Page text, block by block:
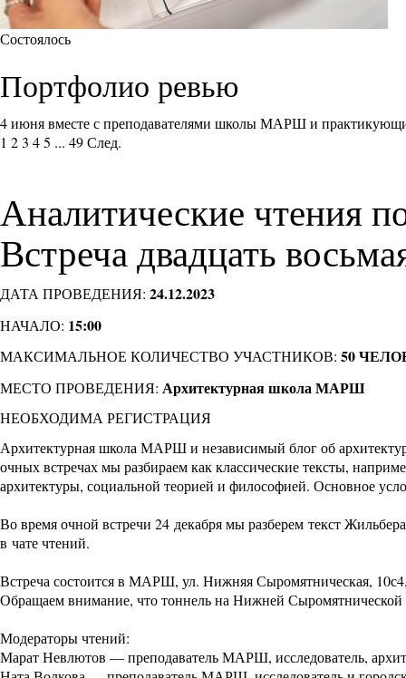
Состоялось
Портфолио ревью
4 июня вместе с преподавателями школы МАРШ и
1 23 45 ... 49След.
Аналитические чтения
Встреча двадцать
ДАТА ПРОВЕДЕНИЯ: 24.12.2023
НАЧАЛО: 15:00
МАКСИМАЛЬНОЕ КОЛИЧЕСТВО УЧАСТНИКОВ: 50
МЕСТО ПРОВЕДЕНИЯ: Архитектурная школа МАРШ
НЕОБХОДИМА РЕГИСТРАЦИЯ
Архитектурная школа МАРШ и независимый блог об
очных встречах мы разбираем как классические тексты,
архитектуры, социальной теорией и философией. Основное
Во время очной встречи 24 декабря мы разберем текст
в чате чтений.
Встреча состоится в МАРШ, ул. Нижняя Сыромятническая,
Обращаем внимание, что тоннель на Нижней Сыромятнической
Модераторы чтений:
Марат Невлютов — преподаватель МАРШ, исследователь,